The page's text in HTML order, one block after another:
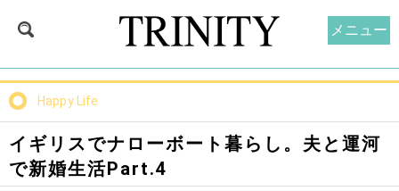
Happy Life
イギリスでナローボート暮らし。夫と運河
で新婚生活Part.4
メニュー